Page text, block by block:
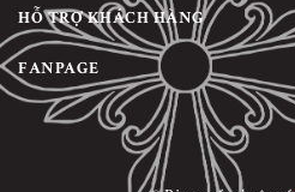
HỖ TRỢ KHÁCH HÀNG
FANPAGE